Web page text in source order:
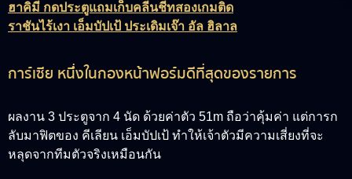
ฮาคิมี กดประตูแถมเก็บคลีนชีทสองเกมติด
ราชันไร้เงา เอ็มบัปเป้ ประเดิมเจ๊า อัล ฮิลาล
การ์เซีย หนึ่งในกองหน้าฟอร์มดีที่สุดของรายการ
ผลงาน 3 ประตูจาก 4 นัด ด้วยค่าตัว 51m ถือว่าคุ้มค่า แต่การก
ลับมาฟิตของ คีเลียน เอ็มบัปเป้ ทำให้เจ้าตัวมีความเสี่ยงที่จะ
หลุดจากทีมตัวจริงเหมือนกัน